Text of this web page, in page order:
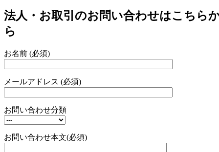
法人・お取引のお問い合わせはこちら
ら
お名前 (必須)
メールアドレス (必須)
お問い合わせ分類
お問い合わせ本文(必須)